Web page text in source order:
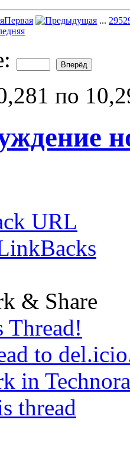
Первая ... 29
по
URL
& Share
Thread!
to
in
thread